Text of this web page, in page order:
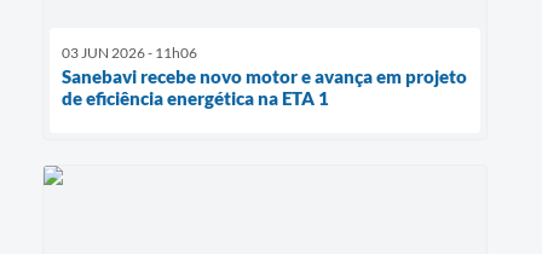
03 JUN 2026 - 11h06
Sanebavi recebe novo motor e avança em projeto
de eficiência energética na ETA 1